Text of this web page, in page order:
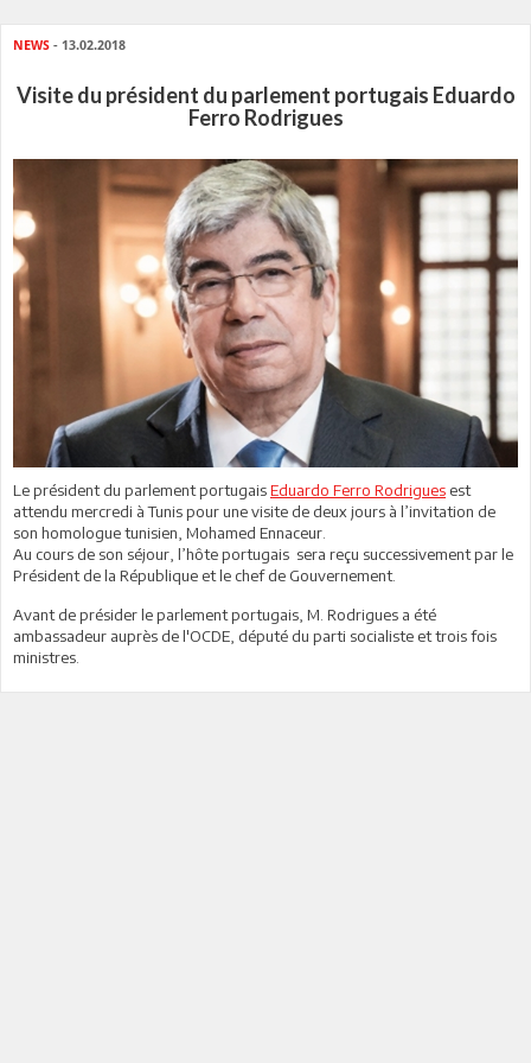
NEWS - 13.02.2018
Visite du président du parlement portugais Eduardo
Ferro Rodrigues
Le président du parlement portugaisEduardo Ferro Rodrigues est
attendu mercredi à Tunis pour une visite de deux jours à l’invitation de
son homologue tunisien, Mohamed Ennaceur.
Au cours de son séjour, l’hôte portugais sera reçu successivement par le
Président de la République et le chef de Gouvernement.
Avant de présider le parlement portugais, M. Rodrigues a été
ambassadeur auprès de l'OCDE, député du parti socialiste et trois fois
ministres.